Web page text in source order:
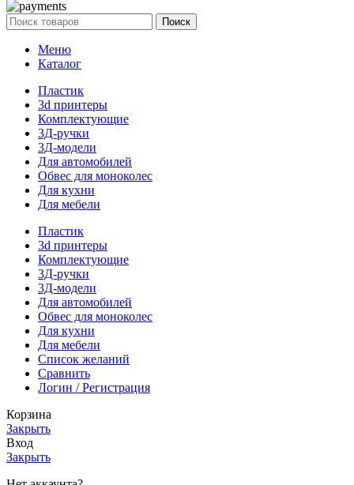
Поиск
Меню
Каталог
Пластик
3d принтеры
Комплектующие
3Д-ручки
3Д-модели
Для автомобилей
Обвес для моноколес
Для кухни
Для мебели
Пластик
3d принтеры
Комплектующие
3Д-ручки
3Д-модели
Для автомобилей
Обвес для моноколес
Для кухни
Для мебели
Список желаний
Сравнить
Логин / Регистрация
Корзина
Закрыть
Вход
Закрыть